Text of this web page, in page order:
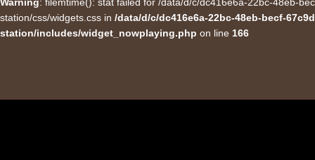
Warning: filemtime(): stat failed for /data/d/c/dc416e6a-22bc-48eb-
station/css/widgets.css in /data/d/c/dc416e6a-22bc-48eb-becf-
station/includes/widget_nowplaying.php on line 166